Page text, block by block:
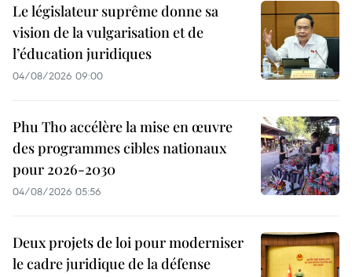
Le législateur suprême donne sa
vision de la vulgarisation et de
l’éducation juridiques
04/08/2026 09:00
Phu Tho accélère la mise en œuvre
des programmes cibles nationaux
pour 2026-2030
04/08/2026 05:56
Deux projets de loi pour moderniser
le cadre juridique de la défense